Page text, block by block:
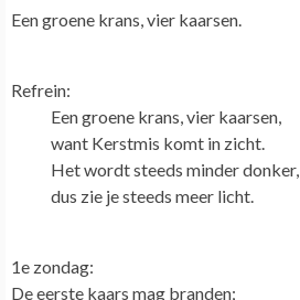
Een groene krans, vier kaarsen.
Refrein:
Een groene krans, vier kaarsen,
want Kerstmis komt in zicht.
Het wordt steeds minder donker,
dus zie je steeds meer licht.
1e zondag:
De eerste kaars mag branden;